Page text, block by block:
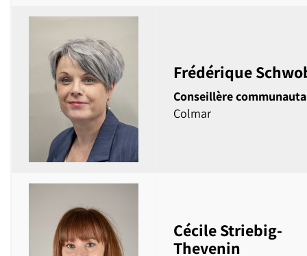
Frédérique
Conseillère
Colmar
Cécile Striebig-
Thevenin